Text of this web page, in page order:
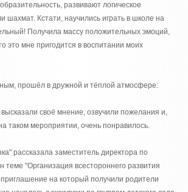
развивают логическое
Кстати, научились играть в школе на
Получила массу положительных эмоций,
это мне пригодится в воспитании моих
прошёл в дружной и тёплой атмосфере:
своё мнение, озвучили пожелания и,
таком мероприятии, очень понравилось.
рассказала заместитель директора по
"Организация всестороннего развития
на который получили родители